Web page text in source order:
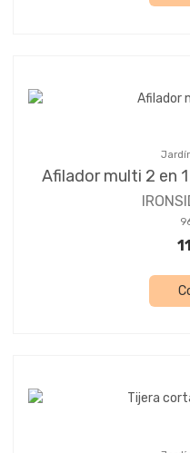
Afilador multi 2 en